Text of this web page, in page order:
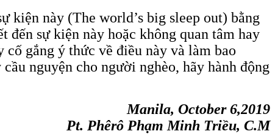
kiện này (The world’s big sleep out) bằng
sự kiện này hoặc không quan tâm hay
gắng ý thức về điều này và làm bao
nguyện cho người nghèo, hãy hành động
Manila, October 6,2019
Pt. Phêrô Phạm Minh Triều, C.M